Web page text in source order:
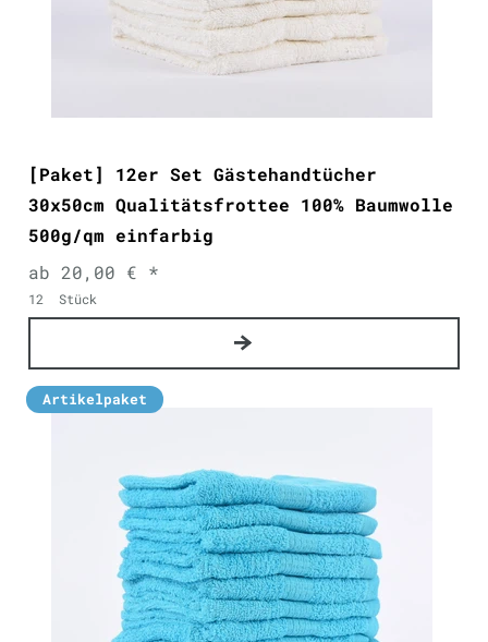
[Paket] 12er Set Gästehandtücher
30x50cm Qualitätsfrottee 100% Baumwolle
500g/qm einfarbig
ab 20,00 € *
12 Stück
Artikelpaket